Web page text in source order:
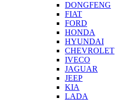
DONGFENG
FIAT
FORD
HONDA
HYUNDAI
CHEVROLET
IVECO
JAGUAR
JEEP
KIA
LADA